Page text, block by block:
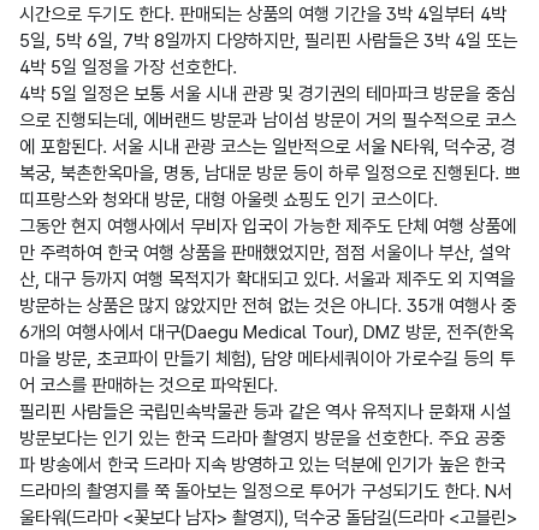
시간으로 두기도 한다. 판매되는 상품의 여행 기간을 3박 4일부터 4박
5일, 5박 6일, 7박 8일까지 다양하지만, 필리핀 사람들은 3박 4일 또는
4박 5일 일정을 가장 선호한다.
4박 5일 일정은 보통 서울 시내 관광 및 경기권의 테마파크 방문을 중심
으로 진행되는데, 에버랜드 방문과 남이섬 방문이 거의 필수적으로 코스
에 포함된다. 서울 시내 관광 코스는 일반적으로 서울 N타워, 덕수궁, 경
복궁, 북촌한옥마을, 명동, 남대문 방문 등이 하루 일정으로 진행된다. 쁘
띠프랑스와 청와대 방문, 대형 아울렛 쇼핑도 인기 코스이다.
그동안 현지 여행사에서 무비자 입국이 가능한 제주도 단체 여행 상품에
만 주력하여 한국 여행 상품을 판매했었지만, 점점 서울이나 부산, 설악
산, 대구 등까지 여행 목적지가 확대되고 있다. 서울과 제주도 외 지역을
방문하는 상품은 많지 않았지만 전혀 없는 것은 아니다. 35개 여행사 중
6개의 여행사에서 대구(Daegu Medical Tour), DMZ 방문, 전주(한옥
마을 방문, 초코파이 만들기 체험), 담양 메타세쿼이아 가로수길 등의 투
어 코스를 판매하는 것으로 파악된다.
필리핀 사람들은 국립민속박물관 등과 같은 역사 유적지나 문화재 시설
방문보다는 인기 있는 한국 드라마 촬영지 방문을 선호한다. 주요 공중
파 방송에서 한국 드라마 지속 방영하고 있는 덕분에 인기가 높은 한국
드라마의 촬영지를 쭉 돌아보는 일정으로 투어가 구성되기도 한다. N서
울타워(드라마 <꽃보다 남자> 촬영지), 덕수궁 돌담길(드라마 <고블린>